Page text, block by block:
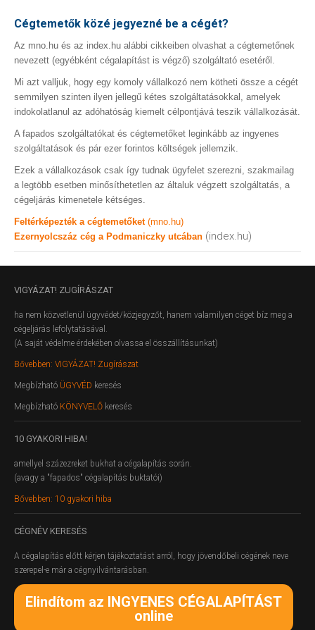
Cégtemetők közé jegyezné be a cégét?
Az mno.hu és az index.hu alábbi cikkeiben olvashat a cégtemetőnek
nevezett (egyébként cégalapítást is végző) szolgáltató esetéről.
Mi azt valljuk, hogy egy komoly vállalkozó nem kötheti össze a cégét
semmilyen szinten ilyen jellegű kétes szolgáltatásokkal, amelyek
indokolatlanul az adóhatóság kiemelt célpontjává teszik vállalkozását.
A fapados szolgáltatókat és cégtemetőket leginkább az ingyenes
szolgáltatások és pár ezer forintos költségek jellemzik.
Ezek a vállalkozások csak így tudnak ügyfelet szerezni, szakmailag
a legtöbb esetben minősíthetetlen az általuk végzett szolgáltatás, a
cégeljárás kimenetele kétséges.
Feltérképezték a cégtemetőket (mno.hu)
Ezernyolcszáz cég a Podmaniczky utcában (index.hu)
VIGYÁZAT! ZUGÍRÁSZAT
ha nem közvetlenül ügyvédet/közjegyzőt, hanem valamilyen céget bíz meg a
cégeljárás lefolytatásával.
(A saját védelme érdekében olvassa el összállításunkat)
Bővebben: VIGYÁZAT! Zugírászat
Megbízható ÜGYVÉD keresés
Megbízható KÖNYVELŐ keresés
10 GYAKORI HIBA!
amellyel százezreket bukhat a cégalapítás során.
(avagy a "fapados" cégalapítás buktatói)
Bővebben: 10 gyakori hiba
CÉGNÉV KERESÉS
A cégalapítás előtt kérjen tájékoztatást arról, hogy jövendőbeli cégének neve
szerepel-e már a cégnyilvántarásban.
Elindítom az INGYENES CÉGALAPÍTÁST
online